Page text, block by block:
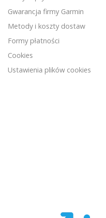
Gwarancja firmy Garmin
Metody i koszty dostaw
Formy płatności
Cookies
Ustawienia plików cookies